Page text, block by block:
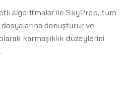
algoritmalar ile SkyPrep, tüm
dosyalarına dönüştürür ve
karmaşıklık düzeylerini